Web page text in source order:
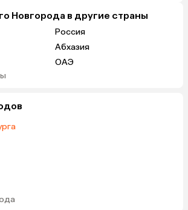
Новгорода в другие страны
Россия
Абхазия
ОАЭ